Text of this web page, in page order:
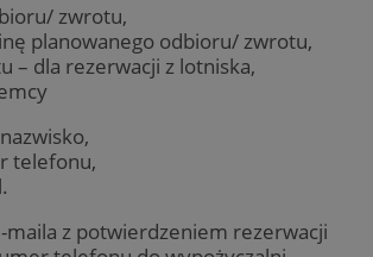
zwrotu,
planowanego odbioru/ zwrotu,
– dla rezerwacji z lotniska,
telefonu,
maila z potwierdzeniem rezerwacji